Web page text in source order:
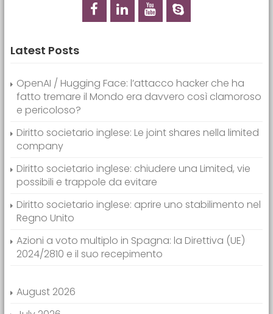
Latest Posts
OpenAI / Hugging Face: l’attacco hacker che ha
fatto tremare il Mondo era davvero così clamoroso
e pericoloso?
Diritto societario inglese: Le joint shares nella limited
company
Diritto societario inglese: chiudere una Limited, vie
possibili e trappole da evitare
Diritto societario inglese: aprire uno stabilimento nel
Regno Unito
Azioni a voto multiplo in Spagna: la Direttiva (UE)
2024/2810 e il suo recepimento
August 2026